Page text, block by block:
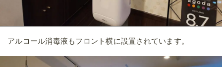
アルコール消毒液もフロント横に設置されています。